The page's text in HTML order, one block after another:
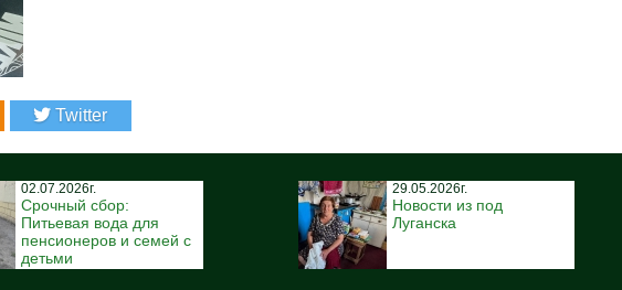
Twitter
02.07.2026г.
Срочный сбор:
Питьевая вода для
пенсионеров и семей с
детьми
29.05.2026г.
Новости из под
Луганска